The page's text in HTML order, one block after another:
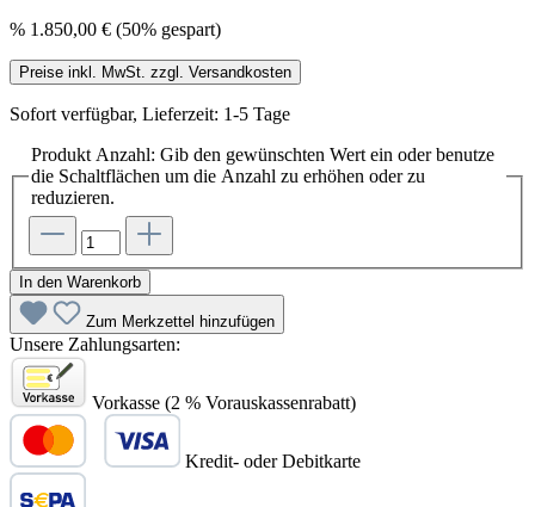
% 1.850,00 € (50% gespart)
Preise inkl. MwSt. zzgl. Versandkosten
Sofort verfügbar, Lieferzeit: 1-5 Tage
Produkt Anzahl: Gib den gewünschten Wert ein oder benutze
die Schaltflächen um die Anzahl zu erhöhen oder zu
reduzieren.
In den Warenkorb
Zum Merkzettel hinzufügen
Unsere Zahlungsarten:
Vorkasse (2 % Vorauskassenrabatt)
Kredit- oder Debitkarte